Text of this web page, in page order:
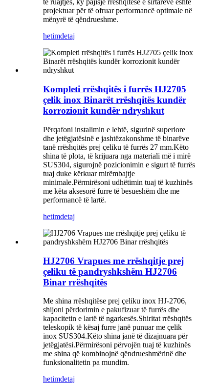
të ruajtjes, ky pajisje rrëshqitëse e sirtarëve është
projektuar për të ofruar performancë optimale në
mënyrë të qëndrueshme.
hetimdetaj
Kompleti rrëshqitës i furrës HJ2705
çelik inox Binarët rrëshqitës kundër
korrozionit kundër ndryshkut
Përqafoni instalimin e lehtë, sigurinë superiore
dhe jetëgjatësinë e jashtëzakonshme të binarëve
tanë rrëshqitës prej çeliku të furrës 27 mm.Këto
shina të plota, të krijuara nga materiali më i mirë
SUS304, sigurojnë pozicionimin e sigurt të furrës
tuaj duke kërkuar mirëmbajtje
minimale.Përmirësoni udhëtimin tuaj të kuzhinës
me këta aksesorë furre të besueshëm dhe me
performancë të lartë.
hetimdetaj
HJ2706 Vrapues me rrëshqitje prej
çeliku të pandryshkshëm HJ2706
Binar rrëshqitës
Me shina rrëshqitëse prej çeliku inox HJ-2706,
shijoni përdorimin e pakufizuar të furrës dhe
kapacitetin e lartë të ngarkesës.Shiritat rrëshqitës
teleskopik të kësaj furre janë punuar me çelik
inox SUS304.Këto shina janë të dizajnuara për
jetëgjatësi.Përmirësoni përvojën tuaj të kuzhinës
me shina që kombinojnë qëndrueshmërinë dhe
funksionalitetin pa mundim.
hetimdetaj